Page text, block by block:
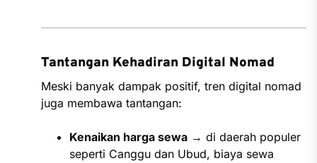
Tantangan Kehadiran Digital Nomad
Meski banyak dampak positif, tren digital nomad
juga membawa tantangan:
Kenaikan harga sewa→ di daerah populer
seperti Canggu dan Ubud, biaya sewa